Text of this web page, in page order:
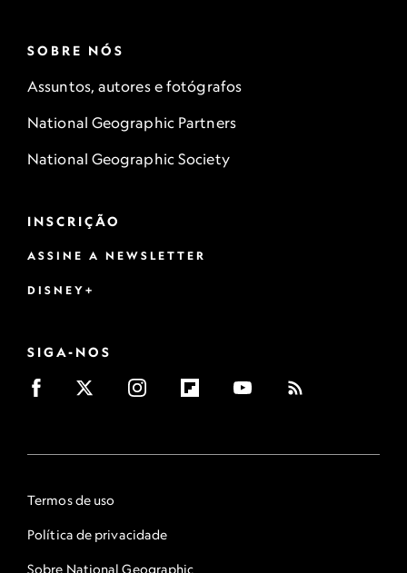
SOBRE NÓS
Assuntos, autores e fotógrafos
National Geographic Partners
National Geographic Society
INSCRIÇÃO
ASSINE A NEWSLETTER
DISNEY+
SIGA-NOS
Termos de uso
Política de privacidade
Sobre National Geographic